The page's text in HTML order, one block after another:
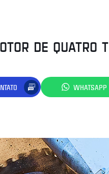
DE
WHATSAPP